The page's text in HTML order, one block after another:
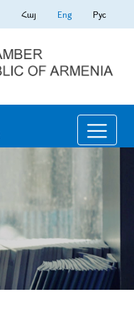
Հայ Eng Рус